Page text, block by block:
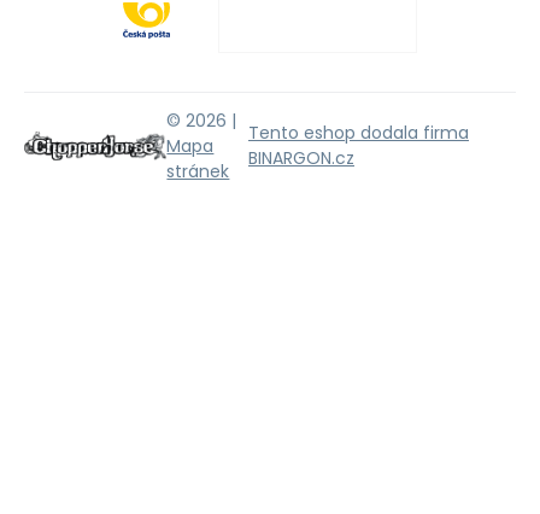
© 2026 |
Mapa
stránek
Tento eshop dodala firma
BINARGON.cz